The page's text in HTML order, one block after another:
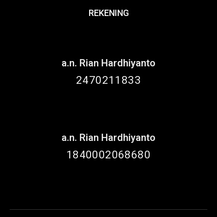
REKENING
a.n. Rian Hardhiyanto
2470211833
a.n. Rian Hardhiyanto
1840002068680